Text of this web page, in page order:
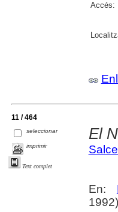
Accés:
11 / 464
seleccionar
imprimir
Text complet
El
En: